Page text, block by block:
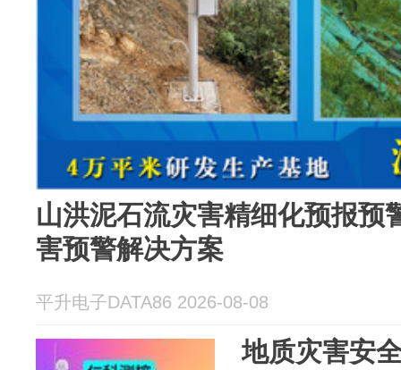
山洪泥石流灾害精细化预报预
害预警解决方案
平升电子DATA86 2026-08-08
地质灾害安